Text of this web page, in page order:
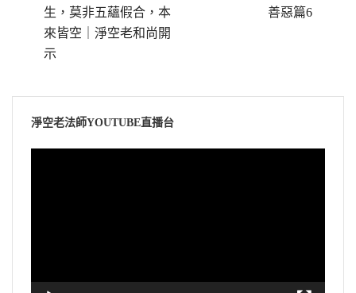
生，莫非五蘊假合，本
來皆空｜淨空老和尚開
示
善惡篇6
淨空老法師YOUTUBE直播台